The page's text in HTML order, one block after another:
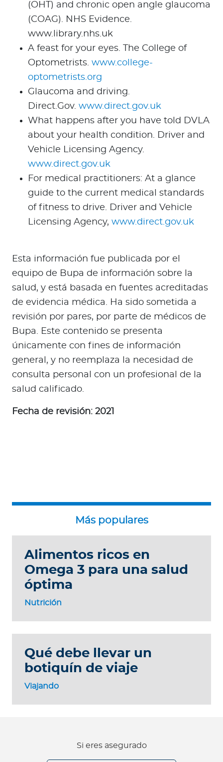
(OHT) and chronic open angle glaucoma
(COAG). NHS Evidence.
www.library.nhs.uk
A feast for your eyes. The College of
Optometrists. www.college-
optometrists.org
Glaucoma and driving.
Direct.Gov. www.direct.gov.uk
What happens after you have told DVLA
about your health condition. Driver and
Vehicle Licensing Agency.
www.direct.gov.uk
For medical practitioners: At a glance
guide to the current medical standards
of fitness to drive. Driver and Vehicle
Licensing Agency, www.direct.gov.uk
Esta información fue publicada por el
equipo de Bupa de información sobre la
salud, y está basada en fuentes acreditadas
de evidencia médica. Ha sido sometida a
revisión por pares, por parte de médicos de
Bupa. Este contenido se presenta
únicamente con fines de información
general, y no reemplaza la necesidad de
consulta personal con un profesional de la
salud calificado.
Fecha de revisión: 2021
Nutrición
Alimentos ricos en
Omega 3 para una salud
óptima
Viajando
Qué debe llevar un
botiquín de viaje
Si eres asegurado